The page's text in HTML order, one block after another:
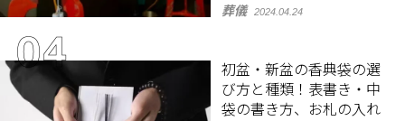
葬儀 2024.04.24
初盆・新盆の香典袋の選
び方と種類！表書き・中
袋の書き方、お札の入れ